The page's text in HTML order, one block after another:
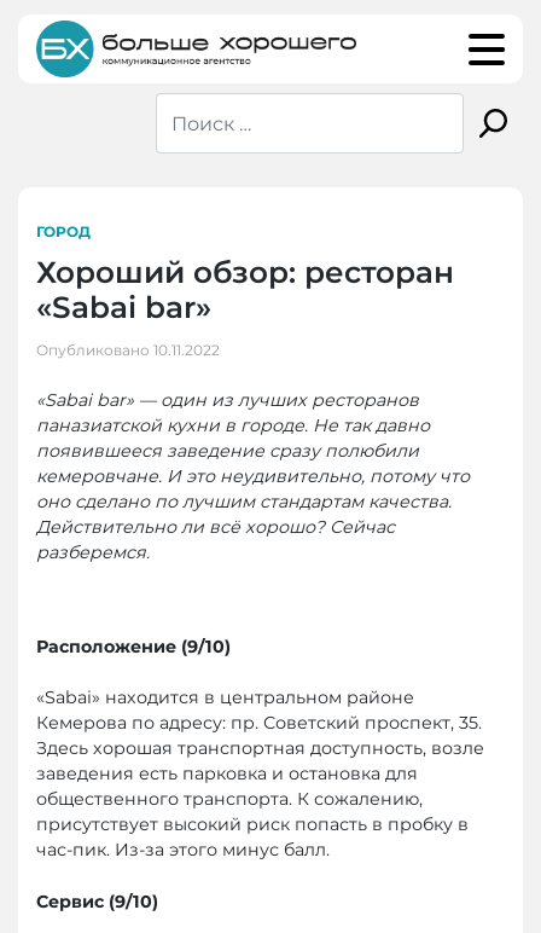
content
ГОРОД
Хороший обзор: ресторан
«Sabai bar»
Опубликовано 10.11.2022
«Sabai bar» — один из лучших ресторанов
паназиатской кухни в городе. Не так давно
появившееся заведение сразу полюбили
кемеровчане. И это неудивительно, потому что
оно сделано по лучшим стандартам качества.
Действительно ли всё хорошо? Сейчас
разберемся.
Расположение (9/10)
«Sabai» находится в центральном районе
Кемерова по адресу: пр. Советский проспект, 35.
Здесь хорошая транспортная доступность, возле
заведения есть парковка и остановка для
общественного транспорта. К сожалению,
присутствует высокий риск попасть в пробку в
час-пик. Из-за этого минус балл.
Сервис (9/10)